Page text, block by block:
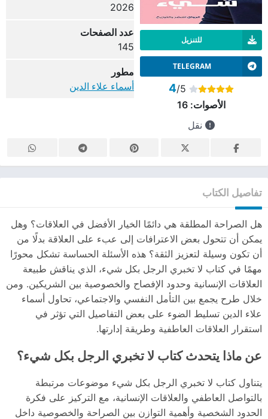
للتنزيل
TELEGRAM
4/5
الأصوات:16
نقل
2026
عدد الصفحات
145
مطور
أسماء علاء الدين
تفاصيل الكتاب
هل الصراحة المطلقة هي دائمًا الخيار الأفضل في العلاقات؟ وهل
يمكن أن تتحول بعض الاعترافات إلى عبء على العلاقة بدلًا من
أن تكون وسيلة لتعزيز الثقة؟ هذه الأسئلة الحساسة تشكل محورًا
مهمًا في كتاب لا تخبري الرجل بكل شيء، الذي يناقش طبيعة
العلاقات الإنسانية وحدود الإفصاح والخصوصية بين الشريكين. ومن
خلال طرح يجمع بين التأمل النفسي والاجتماعي، تحاول أسماء
علاء الدين تسليط الضوء على بعض التفاصيل التي تؤثر في
استقرار العلاقات العاطفية وطريقة إدارتها.
عن ماذا يتحدث كتاب لا تخبري الرجل بكل شيء؟
يتناول كتاب لا تخبري الرجل بكل شيء موضوعات مرتبطة
بالتواصل العاطفي والعلاقات الإنسانية، مع التركيز على فكرة
الحدود الشخصية وأهمية التوازن بين الصراحة والخصوصية داخل